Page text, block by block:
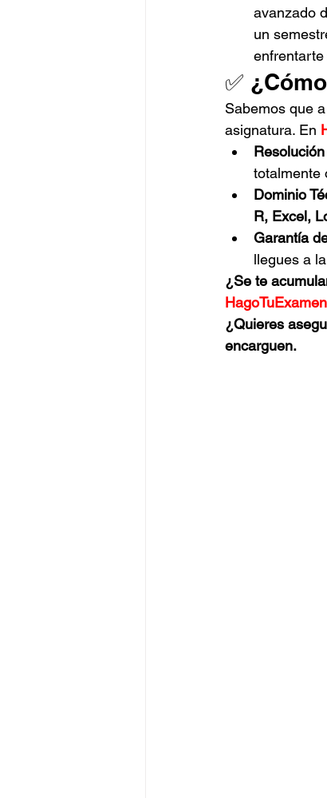
avanzado
un
enfrentarte
✅
Sabemos que
asignatura. En
totalmente
Dominio
R, Excel,
Garantía
llegues a
¿Se te
¿Quieres
encarguen.